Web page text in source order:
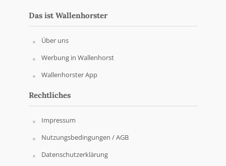
Das ist Wallenhorster
Über uns
Werbung in Wallenhorst
Wallenhorster App
Rechtliches
Impressum
Nutzungsbedingungen / AGB
Datenschutzerklärung